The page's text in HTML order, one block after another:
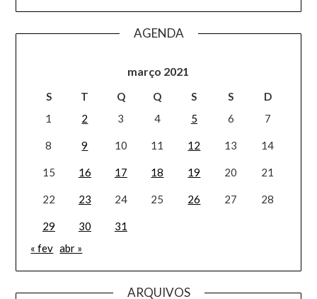
AGENDA
março 2021
S T Q Q S S
D
1
2 3 4 5 6 7
8 9 10 11 12 13 14
15 16 17 18 19 20 21
22 23 24 25 26 27 28
29 30
31
« fev abr »
ARQUIVOS